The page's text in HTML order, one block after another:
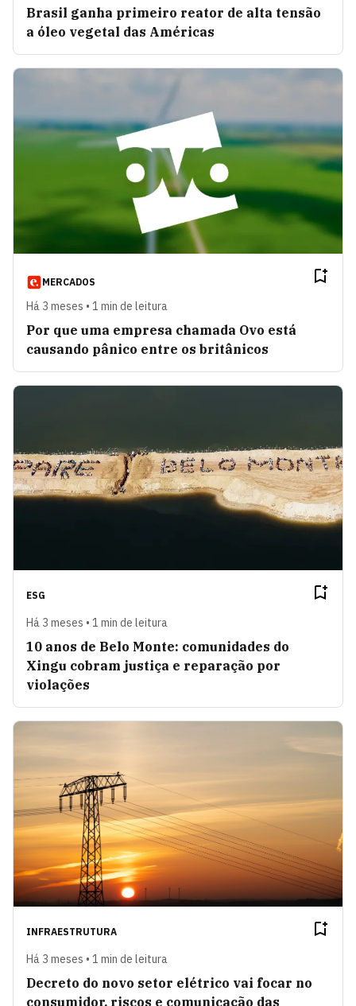
Brasil ganha primeiro reator de alta tensão
a óleo vegetal das Américas
MERCADOS
Há 3 meses • 1 min de leitura
Por que uma empresa chamada Ovo está
causando pânico entre os britânicos
ESG
Há 3 meses • 1 min de leitura
10 anos de Belo Monte: comunidades do
Xingu cobram justiça e reparação por
violações
INFRAESTRUTURA
Há 3 meses • 1 min de leitura
Decreto do novo setor elétrico vai focar no
consumidor, riscos e comunicação das